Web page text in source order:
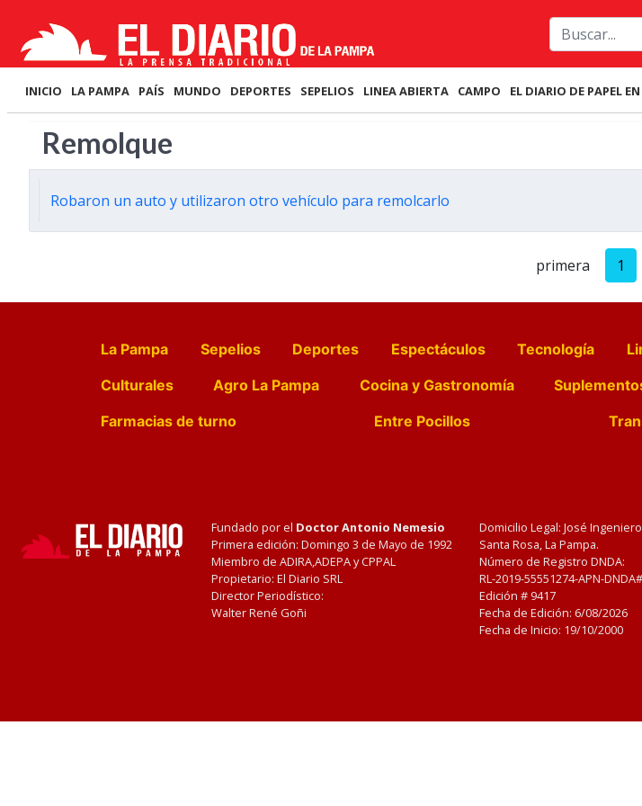
INICIO LA PAMPA PAÍS MUNDO DEPORTES SEPELIOS LINEA ABIERTA CAMPO EL DIARIO DE PAPEL
Remolque
Robaron un auto y utilizaron otro vehículo para remolcarlo
primera 1
La Pampa Sepelios Deportes Espectáculos Tecnología
Culturales
Agro La Pampa Cocina y Gastronomía
Farmacias de turno
Entre Pocillos
Fundado por el Doctor Antonio Nemesio
Primera edición: Domingo 3 de Mayo de 1992
Miembro de ADIRA,ADEPA y CPPAL
Propietario: El Diario SRL
Director Periodístico:
Walter René Goñi
Domicilio Legal: José
Santa Rosa, La Pampa.
Número de Registro DNDA:
RL-2019-55551274-APN-
Edición # 9417
Fecha de Edición: 6/08/2026
Fecha de Inicio: 19/10/2000